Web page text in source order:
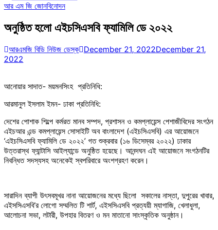
আর এম জি জোনবিনোদন
অনুষ্ঠিত হলো এইচসিএসবি ফ্যামিলি ডে ২০২২
আরএমজি বিডি নিউজ ডেস্ক December 21, 2022December 21,
2022
আনোয়ার সাদাত- ময়মনসিংহ প্রতিনিধি:
আরমানুল ইসলাম ইমন- ঢাকা প্রতিনিধি:
দেশের পোশাক শিল্পে কর্মরত মানব সম্পদ, প্রশাসন ও কমপ্লায়েন্স পেশাজীবিদের সংগঠন
এইচআর এন্ড কমপ্লায়েন্স সোসাইটি অব বাংলাদেশ (এইচসিএসবি) এর আয়োজনে
‘এইচসিএসবি ফ্যামিলি ডে ২০২২’ গত শুক্রবার (১৬ ডিসেম্বর ২০২২) ঢাকার
উত্তরাস্থ ফ্যান্টাসি আইল্যান্ডে অনুষ্ঠিত হয়েছে। আনন্দঘন এই আয়োজনে সংগঠনটির
নিবন্ধিত সদস্যসহ অনেকেই স্বপরিবারে অংশগ্রহণ করেন।
সারাদিন ব্যাপী উৎসবমূখর নানা আয়োজনের মধ্যে ছিলো সকালের নাস্তা, দুপুরের খাবার,
এইসসিএসবি’র লোগো সম্মলিত টি শার্ট, এইসসিএসবি প্রত্যয়ী ম্যাগাজি, খেলাধুলা,
আলোচনা সভা, লটারী, উপহার বিতরণ ও মন মাতানো সাংস্কৃতিক অনুষ্ঠান।